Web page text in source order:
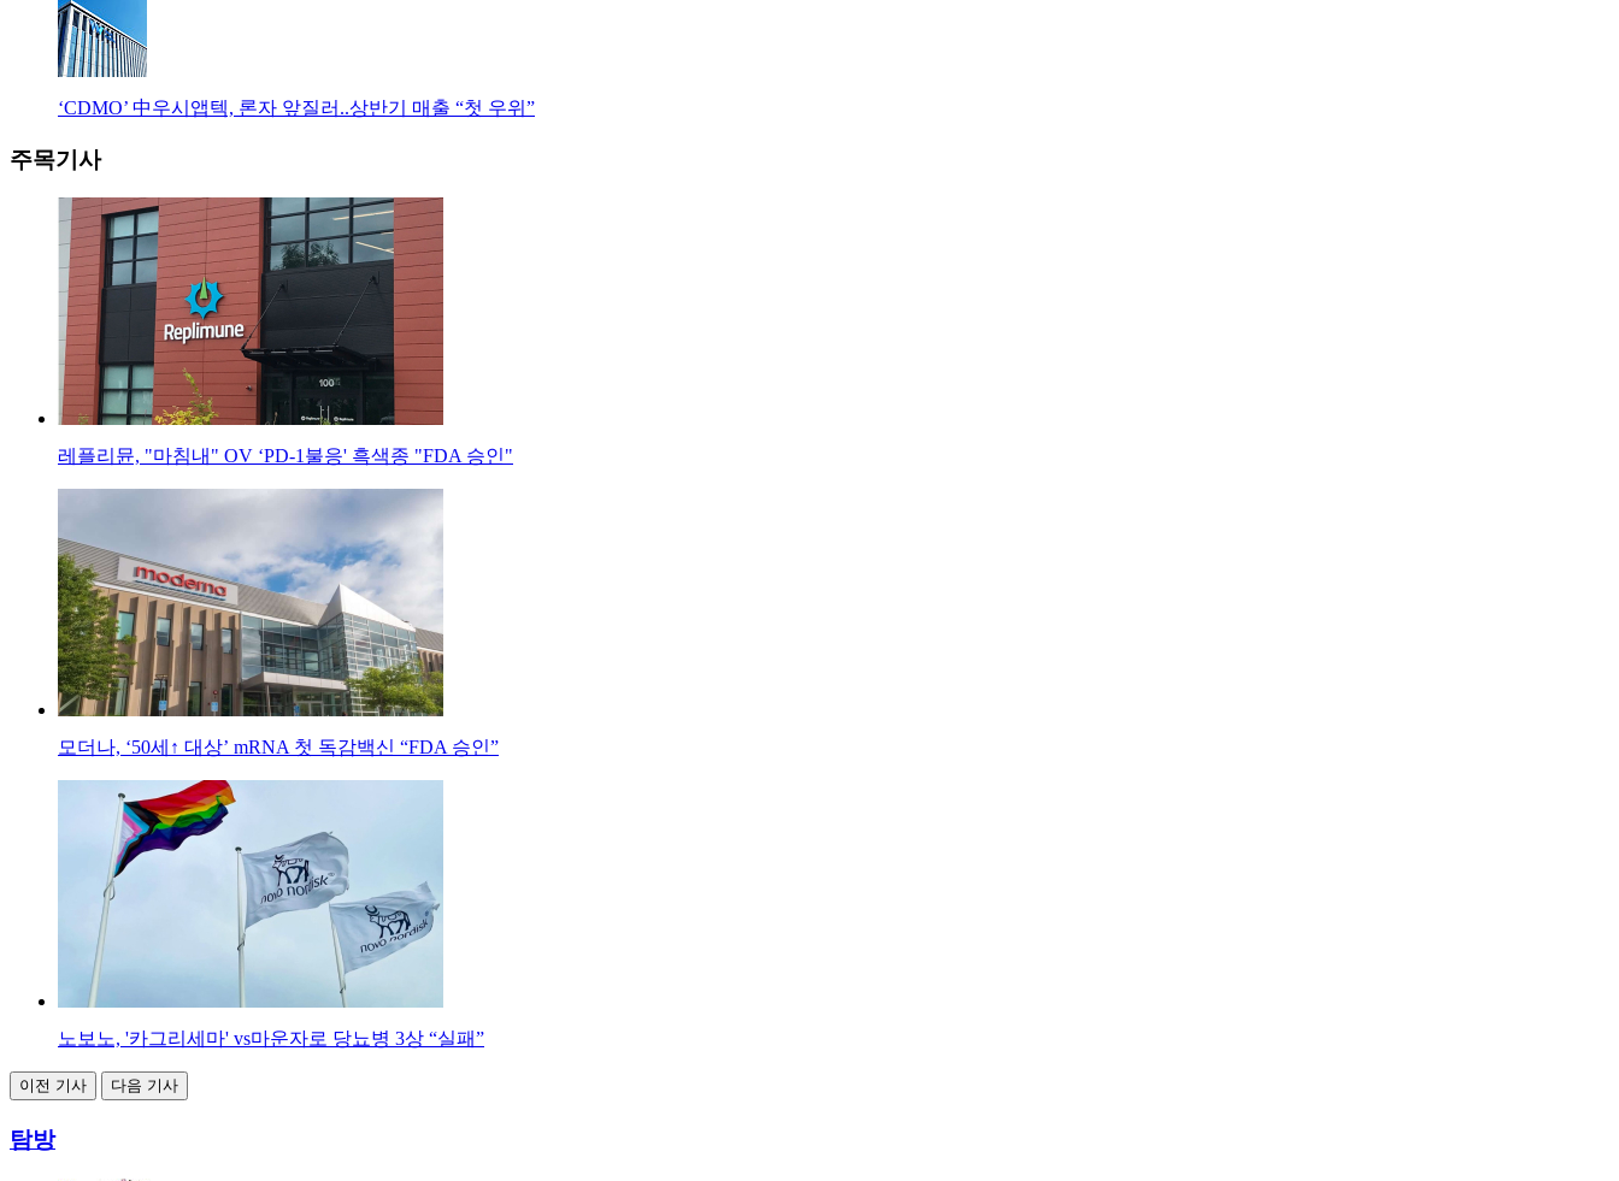
‘CDMO’ 中우시앱텍, 론자 앞질러..상반기 매출 “첫 우위”
주목기사
레플리뮨, "마침내" OV ‘PD-1불응' 흑색종 "FDA 승인"
모더나, ‘50세↑ 대상’ mRNA 첫 독감백신 “FDA 승인”
노보노, '카그리세마' vs마운자로 당뇨병 3상 “실패”
이전 기사 다음 기사
탐방